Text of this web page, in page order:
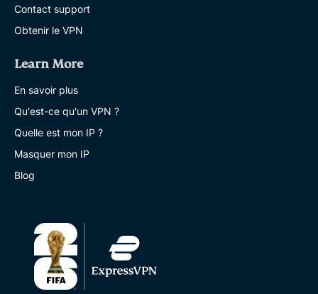
Contact support
Obtenir le VPN
Learn More
En savoir plus
Qu'est-ce qu'un VPN ?
Quelle est mon IP ?
Masquer mon IP
Blog